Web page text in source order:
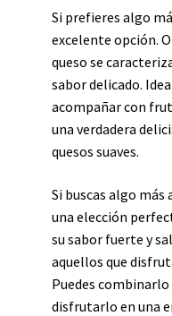
Si prefieres algo
excelente opción.
queso se
sabor delicado.
acompañar con
una verdadera
quesos suaves.
Si buscas algo más
una elección
su sabor fuerte y
aquellos que
Puedes
disfrutarlo en una